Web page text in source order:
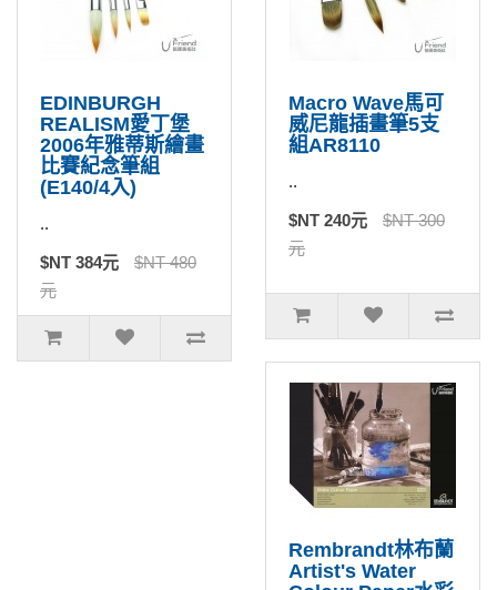
EDINBURGH
REALISM愛丁堡
2006年雅蒂斯繪畫
比賽紀念筆組
(E140/4入)
..
$NT 384元
$NT 480
元
Macro Wave馬可
威尼龍插畫筆5支
組AR8110
..
$NT 240元
$NT 300
元
Rembrandt林布蘭
Artist's Water